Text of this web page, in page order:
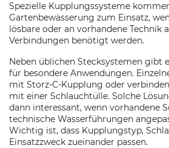
Spezielle Kupplungssysteme
Gartenbewässerung zum Einsatz,
lösbare oder an vorhandene Technik
Verbindungen benötigt werden.
Neben üblichen Stecksystemen gibt
für besondere Anwendungen.
mit Storz-C-Kupplung oder
mit einer Schlauchtülle. Solche
dann interessant, wenn vorhandene
technische Wasserführungen
Wichtig ist, dass Kupplungstyp,
Einsatzzweck zueinander passen.